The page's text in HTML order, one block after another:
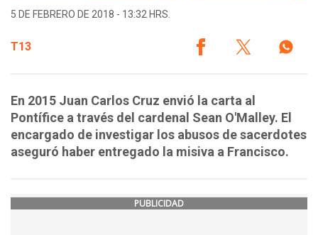
5 DE FEBRERO DE 2018 - 13:32 HRS.
T13
En 2015 Juan Carlos Cruz envió la carta al
Pontífice a través del cardenal Sean O'Malley. El
encargado de investigar los abusos de sacerdotes
aseguró haber entregado la misiva a Francisco.
PUBLICIDAD